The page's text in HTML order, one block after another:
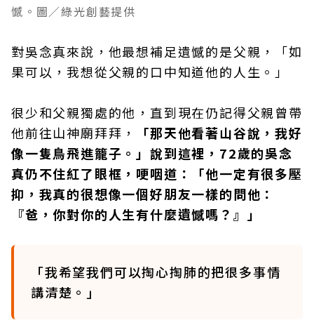
憾。圖／綠光創藝提供
對吳念真來說，他最想補足遺憾的是父親，「如
果可以，我想從父親的口中知道他的人生。」
很少和父親獨處的他，直到現在仍記得父親曾帶
他前往山神廟拜拜，
「那天他看著山谷說，我好
像一隻鳥飛進籠子。」說到這裡，72歲的吳念
真仍不住紅了眼框，哽咽道：「他一定有很多壓
抑，我真的很想像一個好朋友一樣的問他：
『爸，你對你的人生有什麼遺憾嗎？』」
「我希望我們可以掏心掏肺的把很多事情
講清楚。」